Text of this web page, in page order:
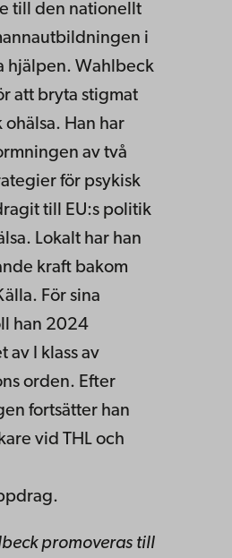
till den nationellt
i
hjälpen. Wahlbeck
att bryta stigmat
Han har
av två
för psykisk
till EU:s politik
Lokalt har han
kraft bakom
För sina
han 2024
av I klass av
orden. Efter
fortsätter han
vid THL och
promoveras till